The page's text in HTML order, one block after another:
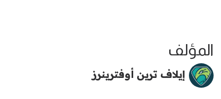
المؤلف
إيلاف ترين أوفترينرز